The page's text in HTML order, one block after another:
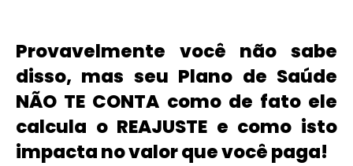
Provavelmente você não sabe
disso, mas seu Plano de Saúde
NÃO TE CONTA como de fato ele
calcula o REAJUSTE e como isto
impacta no valor que você paga!